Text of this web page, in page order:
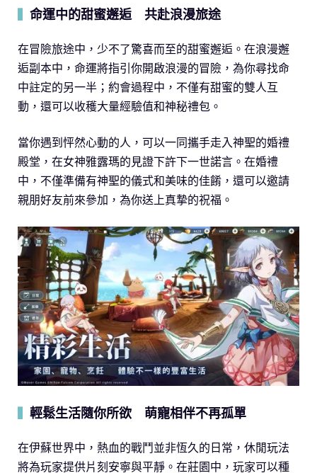
命運中的甜蜜邂逅 共赴浪漫旅途
在冒險旅途中，少不了驚喜而至的甜蜜邂逅。在浪漫邂
逅副本中，命運將指引你開啟浪漫的冒險，為你尋找命
中註定的另一半；約會過程中，不僅有甜蜜的雙人互
動，還可以收穫大量經驗值和神秘禮包。
當你遇到怦然心動的人，可以一同攜手走入神聖的婚禮
殿堂，在女神雅露瑪的見證下許下一世諾言。在婚禮
中，不僅準備有神聖的儀式和美味的佳餚，還可以邀請
親朋好友前來參加，為你送上真摯的祝福。
輕鬆生活隨你所欲 萌寵相伴不再孤單
在伊蘇世界中，熱血的戰鬥並非恆久的日常，休閒玩法
將為玩家提供片刻安寧與平靜。在莊園中，玩家可以種